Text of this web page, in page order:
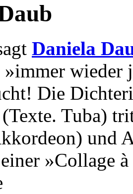
Daniela
»immer wieder
Die
Tuba)
und
»Collage